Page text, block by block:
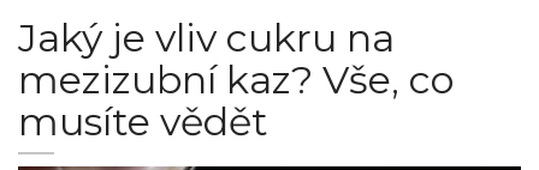
Jaký je vliv cukru na
mezizubní kaz? Vše, co
musíte vědět